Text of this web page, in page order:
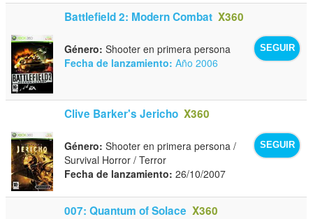
Battlefield 2: Modern Combat X360
SEGUIR
Género: Shooter en primera persona
Fecha de lanzamiento: Año 2006
Clive Barker's Jericho X360
SEGUIR
Género: Shooter en primera persona /
Survival Horror / Terror
Fecha de lanzamiento: 26/10/2007
007: Quantum of Solace X360